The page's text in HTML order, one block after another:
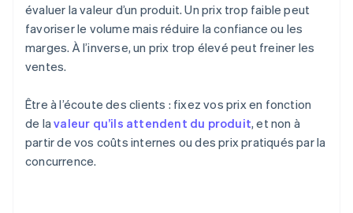
évaluer la valeur d’un produit. Un prix trop faible peut
favoriser le volume mais réduire la confiance ou les
marges. À l’inverse, un prix trop élevé peut freiner les
ventes.
Être à l’écoute des clients : fixez vos prix en fonction
de lavaleur qu’ils attendent du produit, et non à
partir de vos coûts internes ou des prix pratiqués par la
concurrence.